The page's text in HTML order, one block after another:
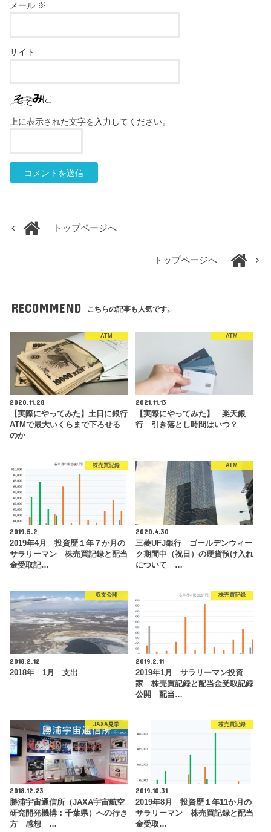
メール ※
サイト
上に表示された文字を入力してください。
トップページへ
トップページへ
RECOMMEND こちらの記事も人気です。
ATM
2020.11.28
【実際にやってみた】土日に銀行
ATMで最大いくらまで下ろせる
のか
ATM
2021.11.13
【実際にやってみた】 楽天銀
行 引き落とし時間はいつ？
株売買記録
2019.5.2
2019年4月 投資歴１年７か月の
サラリーマン 株売買記録と配当
金受取記…
ATM
2020.4.30
三菱UFJ銀行 ゴールデンウィー
ク期間中（祝日）の硬貨預け入れ
について …
収支公開
2018.2.12
2018年 1月 支出
株売買記録
2019.2.11
2019年1月 サラリーマン投資
家 株売買記録と配当金受取記録
公開 配当…
JAXA見学
2018.12.23
勝浦宇宙通信所（JAXA宇宙航空
研究開発機構：千葉県）への行き
方 感想 …
株売買記録
2019.10.31
2019年8月 投資歴１年11か月の
サラリーマン 株売買記録と配当
金受取…